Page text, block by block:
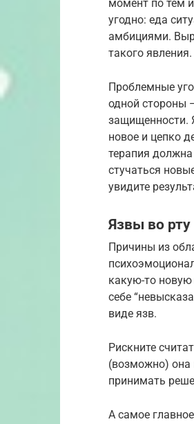
момент по тем
угодно: еда
амбициями.
такого явления.
Проблемные
одной стороны
защищенности.
новое и цепко
терапия должна
стучаться
увидите
Язвы во рту
Причины из
какую-то
себе
виде язв.
Рискните
(возможно) она
принимать
А самое